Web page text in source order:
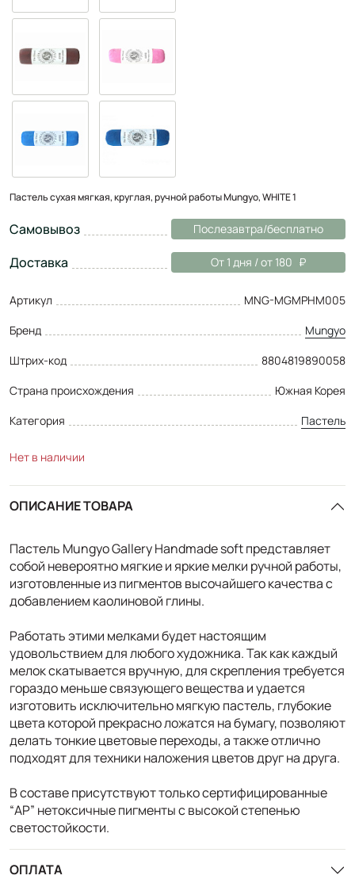
Пастель сухая мягкая, круглая, ручной работы Mungyo, WHITE 1
Самовывоз Послезавтра/бесплатно
Доставка От 1 дня / от 180
Артикул
MNG-MGMPHM005
Бренд
Mungyo
Штрих-код
8804819890058
Страна происхождения
Южная Корея
Категория
Пастель
Нет в наличии
ОПИСАНИЕ ТОВАРА
Пастель Mungyo Gallery Handmade soft представляет
собой невероятно мягкие и яркие мелки ручной работы,
изготовленные из пигментов высочайшего качества с
добавлением каолиновой глины.
Работать этими мелками будет настоящим
удовольствием для любого художника. Так как каждый
мелок скатывается вручную, для скрепления требуется
гораздо меньше связующего вещества и удается
изготовить исключительно мягкую пастель, глубокие
цвета которой прекрасно ложатся на бумагу, позволяют
делать тонкие цветовые переходы, а также отлично
подходят для техники наложения цветов друг на друга.
В составе присутствуют только сертифицированные
“AP” нетоксичные пигменты с высокой степенью
светостойкости.
ОПЛАТА